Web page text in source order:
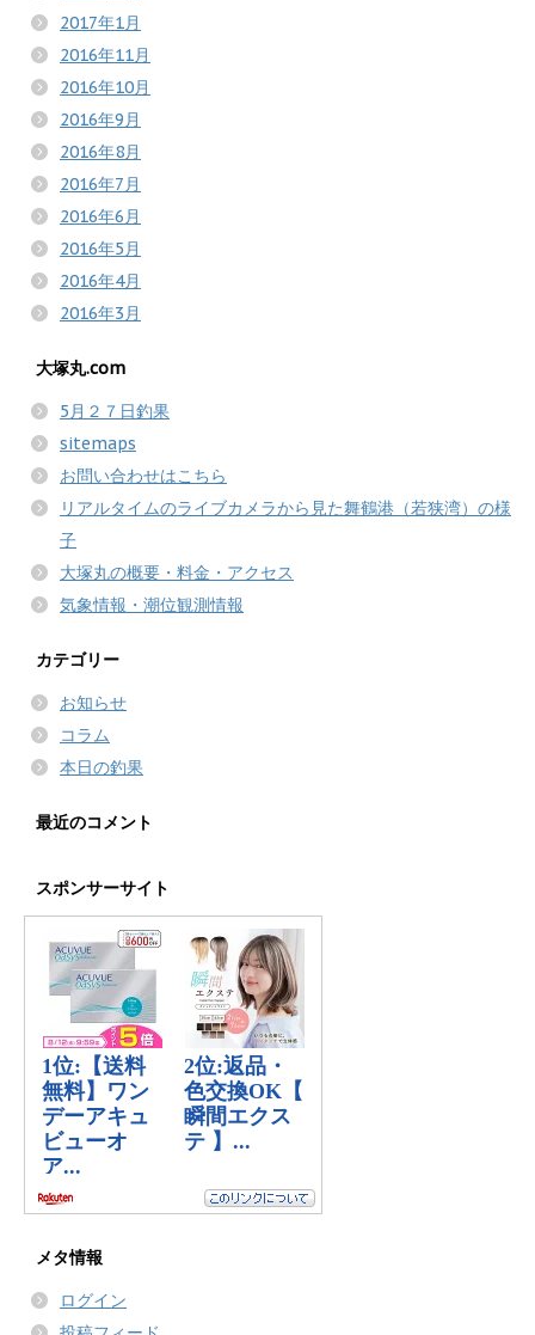
2017年1月
2016年11月
2016年10月
2016年9月
2016年8月
2016年7月
2016年6月
2016年5月
2016年4月
2016年3月
大塚丸.com
5月２７日釣果
sitemaps
お問い合わせはこちら
リアルタイムのライブカメラから見た舞鶴港（若狭湾）の様
子
大塚丸の概要・料金・アクセス
気象情報・潮位観測情報
カテゴリー
お知らせ
コラム
本日の釣果
最近のコメント
スポンサーサイト
メタ情報
ログイン